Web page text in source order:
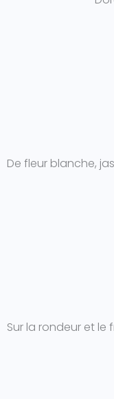
De fleur blanche,
Sur la rondeur et le